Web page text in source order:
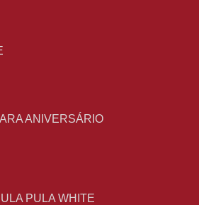
ANIVERSÁRIO
PULA PULA WHITE